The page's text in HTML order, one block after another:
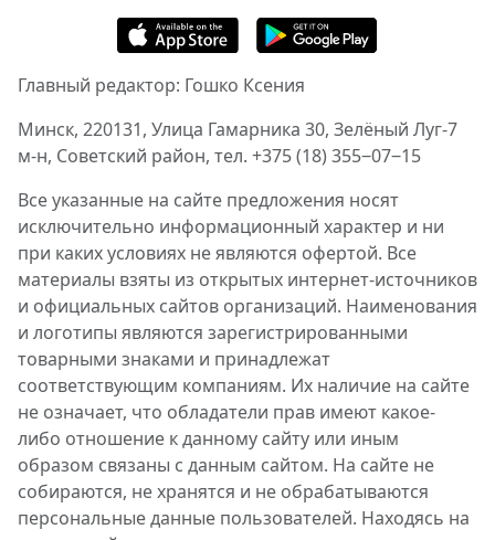
Главный редактор: Гошко Ксения
Минск, 220131, Улица Гамарника 30, Зелёный Луг-7
м-н, Советский район, тел. +375 (18) 355‒07‒15
Все указанные на сайте предложения носят
исключительно информационный характер и ни
при каких условиях не являются офертой. Все
материалы взяты из открытых интернет-источников
и официальных сайтов организаций. Наименования
и логотипы являются зарегистрированными
товарными знаками и принадлежат
соответствующим компаниям. Их наличие на сайте
не означает, что обладатели прав имеют какое-
либо отношение к данному сайту или иным
образом связаны с данным сайтом. На сайте не
собираются, не хранятся и не обрабатываются
персональные данные пользователей. Находясь на